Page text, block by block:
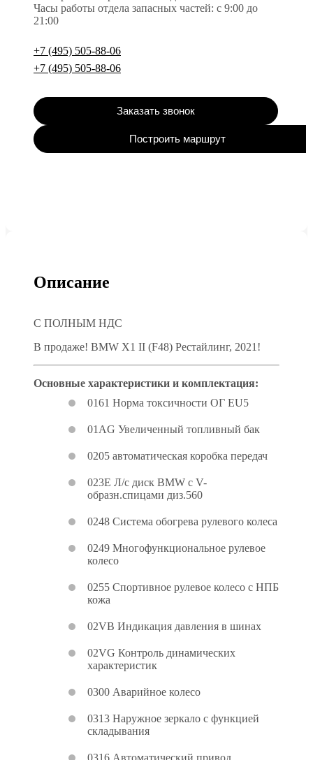
Часы работы отдела запасных частей: c 9:00 до
21:00
+7 (495) 505-88-06
+7 (495) 505-88-06
Заказать звонок
Построить маршрут
Описание
С ПОЛНЫМ НДС
В продаже! BMW X1 II (F48) Рестайлинг, 2021!
Основные характеристики и комплектация:
0161 Норма токсичности ОГ EU5
01AG Увеличенный топливный бак
0205 автоматическая коробка передач
023E Л/c диск BMW с V-
образн.спицами диз.560
0248 Система обогрева рулевого колеса
0249 Многофункциональное рулевое
колесо
0255 Спортивное рулевое колесо с НПБ
кожа
02VB Индикация давления в шинах
02VG Контроль динамических
характеристик
0300 Аварийное колесо
0313 Наружное зеркало с функцией
складывания
0316 Автоматический привод